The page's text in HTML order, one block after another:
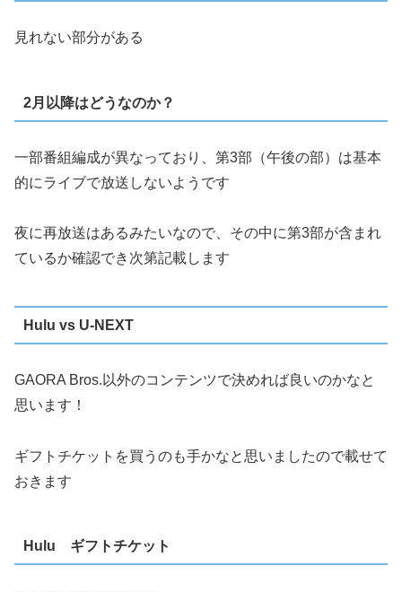
見れない部分がある
2月以降はどうなのか？
一部番組編成が異なっており、第3部（午後の部）は基本
的にライブで放送しないようです
夜に再放送はあるみたいなので、その中に第3部が含まれ
ているか確認でき次第記載します
Hulu vs U-NEXT
GAORA Bros.以外のコンテンツで決めれば良いのかなと
思います！
ギフトチケットを買うのも手かなと思いましたので載せて
おきます
Hulu ギフトチケット